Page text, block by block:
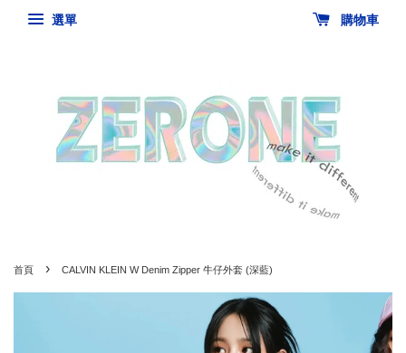
選單 購物車
首頁 › CALVIN KLEIN W Denim Zipper 牛仔外套 (深藍)